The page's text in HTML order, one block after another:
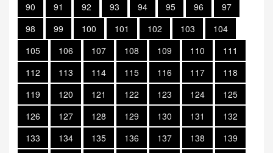
90
91 92 93 94 95 96
97
98
99 100 101 102 103
104
105
106 107 108 109 110
111
112
113 114 115 116 117
118
119
120 121 122 123 124
125
126
127 128 129 130 131
132
133
134 135 136 137 138
139